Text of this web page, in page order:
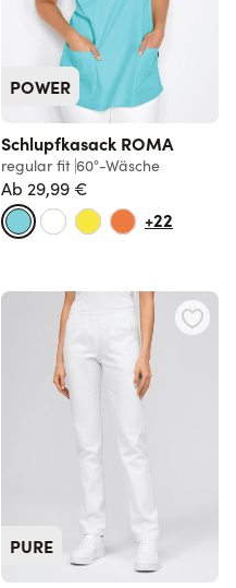
POWER
Schlupfkasack ROMA
regular fit 60°-Wäsche
Ab 29,99 €
+22
PURE